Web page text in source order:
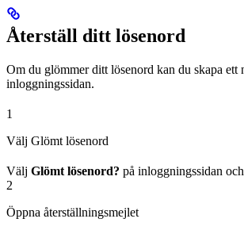
Återställ ditt lösenord
Om du glömmer ditt lösenord kan du skapa ett
inloggningssidan.
1
Välj Glömt lösenord
Välj Glömt lösenord? på inloggningssidan
2
Öppna återställningsmejlet